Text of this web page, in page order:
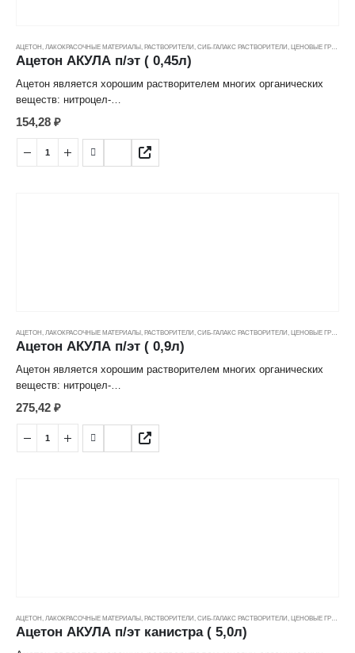
АЦЕТОН ЛАКОКРАСОЧНЫЕ МАТЕРИАЛЫ РАСТВОРИТЕЛИ СИБ-ГАЛАКС РАСТВОРИТЕЛИ ЦЕНОВЫЕ ГРУППЫ
Ацетон АКУЛА п/эт ( 0,45л)
Ацетон является хорошим растворителем многих органических
веществ: нитроцел-
люлозы, жиров, воска, резины, ацетилена и др., а также целого
ряда неорганических
солей: хлорида кальция, йодида натрия, хлорида ртути и др.
154,28 ₽
АЦЕТОН ЛАКОКРАСОЧНЫЕ МАТЕРИАЛЫ РАСТВОРИТЕЛИ СИБ-ГАЛАКС РАСТВОРИТЕЛИ ЦЕНОВЫЕ ГРУППЫ
Ацетон АКУЛА п/эт ( 0,9л)
Ацетон является хорошим растворителем многих органических
веществ: нитроцел-
люлозы, жиров, воска, резины, ацетилена и др., а также целого
ряда неорганических
солей: хлорида кальция, йодида натрия, хлорида ртути и др.
275,42 ₽
АЦЕТОН ЛАКОКРАСОЧНЫЕ МАТЕРИАЛЫ РАСТВОРИТЕЛИ СИБ-ГАЛАКС РАСТВОРИТЕЛИ ЦЕНОВЫЕ ГРУППЫ
Ацетон АКУЛА п/эт канистра ( 5,0л)